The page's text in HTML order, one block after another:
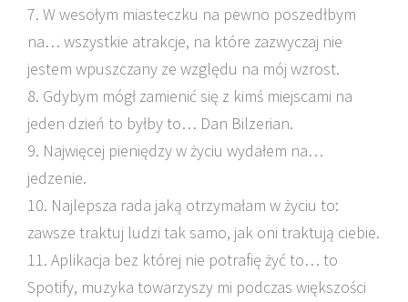
7. W wesołym miasteczku na pewno poszedłbym
na… wszystkie atrakcje, na które zazwyczaj nie
jestem wpuszczany ze względu na mój wzrost.
8. Gdybym mógł zamienić się z kimś miejscami na
jeden dzień to byłby to… Dan Bilzerian.
9. Najwięcej pieniędzy w życiu wydałem na…
jedzenie.
10. Najlepsza rada jaką otrzymałam w życiu to:
zawsze traktuj ludzi tak samo, jak oni traktują ciebie.
11. Aplikacja bez której nie potrafię żyć to… to
Spotify, muzyka towarzyszy mi podczas większości